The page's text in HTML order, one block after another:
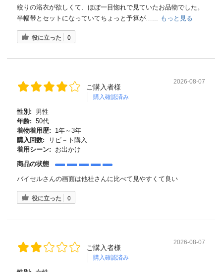
絞りの浴衣が欲しくて、ほぼ一目惚れで見ていたお品物でした。
半幅帯とセットになっていてちょっと予算が…... もっと見る
役に立った 0
ご購入者様
購入確認済み
2026-08-07
性別:
男性
年齢: 50代
着物着用歴:
1年～3年
購入回数:
リピ－ト購入
着用シーン:
お出かけ
商品の状態
バイセルさんの画面は他社さんに比べて見やすくて良い
役に立った 0
ご購入者様
購入確認済み
2026-08-07